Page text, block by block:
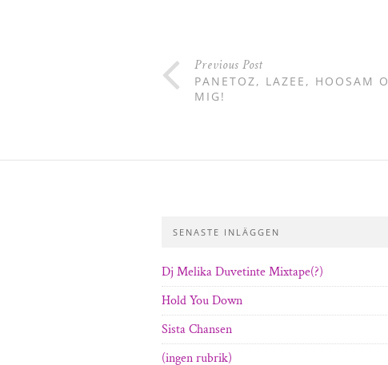
Previous Post
PANETOZ, LAZEE, HOOSAM
MIG!
SENASTE INLÄGGEN
Dj Melika Duvetinte Mixtape(?)
Hold You Down
Sista Chansen
(ingen rubrik)